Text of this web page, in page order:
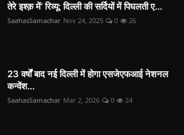
तेरे इश्क़ में’ रिव्यू: दिल्ली की सर्दियों में पिघलती ए...
SaahasSamachar Nov 24, 2025 0 26
23 वर्षों बाद नई दिल्ली में होगा एसजेएफआई नेशनल
कन्वेंश...
SaahasSamachar Mar 2, 2026 0 24